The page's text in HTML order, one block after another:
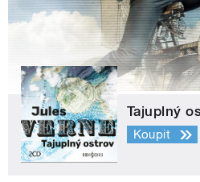
Tajuplný
Koupit